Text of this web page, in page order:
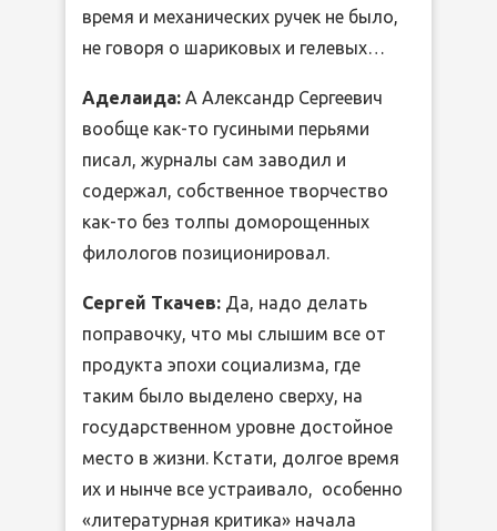
время и механических ручек не было,
не говоря о шариковых и гелевых…
Аделаида: А Александр Сергеевич
вообще как-то гусиными перьями
писал, журналы сам заводил и
содержал, собственное творчество
как-то без толпы доморощенных
филологов позиционировал.
Сергей Ткачев: Да, надо делать
поправочку, что мы слышим все от
продукта эпохи социализма, где
таким было выделено сверху, на
государственном уровне достойное
место в жизни. Кстати, долгое время
их и нынче все устраивало, особенно
«литературная критика» начала